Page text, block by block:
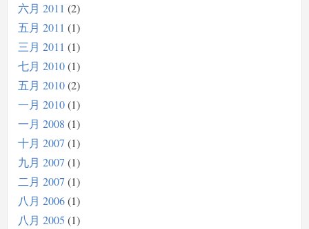
六月 2011 2
五月 2011
1
三月 2011
1
七月 2010 1
五月 2010 2
一月 2010 1
一月 2008 1
十月 2007 1
九月 2007 1
二月 2007 1
八月 2006 1
八月 2005 1